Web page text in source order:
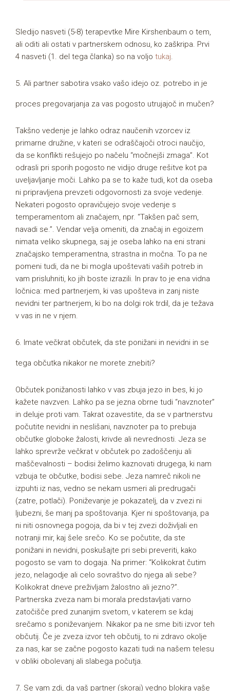
Sledijo nasveti (5-8) terapevtke Mire Kirshenbaum o tem,
ali oditi ali ostati v partnerskem odnosu, ko zaškripa. Prvi
4 nasveti (1. del tega članka) so na voljo tukaj
5. Ali partner sabotira vsako vašo idejo oz. potrebo in je
proces pregovarjanja za vas pogosto utrujajoč in mučen?
Takšno vedenje je lahko odraz naučenih vzorcev iz
primarne družine, v kateri se odraščajoči otroci naučijo,
da se konflikti rešujejo po načelu “močnejši zmaga”. Kot
odrasli pri sporih pogosto ne vidijo druge rešitve kot pa
uveljavljanje moči. Lahko pa se to kaže tudi, kot da oseba
ni pripravljena prevzeti odgovornosti za svoje vedenje.
Nekateri pogosto opravičujejo svoje vedenje s
temperamentom ali značajem, npr. “Takšen pač sem,
navadi se.”. Vendar velja omeniti, da značaj in egoizem
nimata veliko skupnega, saj je oseba lahko na eni strani
značajsko temperamentna, strastna in močna. To pa ne
pomeni tudi, da ne bi mogla upoštevati vaših potreb in
vam prisluhniti, ko jih boste izrazili. In prav to je ena vidna
ločnica: med partnerjem, ki vas upošteva in zanj niste
nevidni ter partnerjem, ki bo na dolgi rok trdil, da je težava
v vas in ne v njem.
6. Imate večkrat občutek, da ste ponižani in nevidni in se
tega občutka nikakor ne morete znebiti?
Občutek ponižanosti lahko v vas zbuja jezo in bes, ki jo
kažete navzven. Lahko pa se jezna obrne tudi “navznoter”
in deluje proti vam. Takrat ozavestite, da se v partnerstvu
počutite nevidni in neslišani, navznoter pa to prebuja
občutke globoke žalosti, krivde ali nevrednosti. Jeza se
lahko sprevrže večkrat v občutek po zadoščenju ali
maščevalnosti – bodisi želimo kaznovati drugega, ki nam
vzbuja te občutke, bodisi sebe. Jeza namreč nikoli ne
izpuhti iz nas, vedno se nekam usmeri ali predrugači
(zatre, potlači). Poniževanje je pokazatelj, da v zvezi ni
ljubezni, še manj pa spoštovanja. Kjer ni spoštovanja, pa
ni niti osnovnega pogoja, da bi v tej zvezi doživljali en
notranji mir, kaj šele srečo. Ko se počutite, da ste
ponižani in nevidni, poskušajte pri sebi preveriti, kako
pogosto se vam to dogaja. Na primer: “Kolikokrat čutim
jezo, nelagodje ali celo sovraštvo do njega ali sebe?
Kolikokrat dneve preživljam žalostno ali jezno?”.
Partnerska zveza nam bi morala predstavljati varno
zatočišče pred zunanjim svetom, v katerem se kdaj
srečamo s poniževanjem. Nikakor pa ne sme biti izvor teh
občutij. Če je zveza izvor teh občutij, to ni zdravo okolje
za nas, kar se začne pogosto kazati tudi na našem telesu
v obliki obolevanj ali slabega počutja.
7. Se vam zdi, da vaš partner (skoraj) vedno blokira vaše